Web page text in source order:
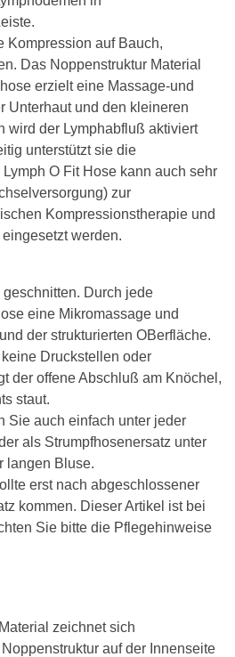
Kompression auf Bauch,
Das Noppenstruktur Material
erzielt eine Massage-und
Unterhaut und den kleineren
wird der Lymphabfluß aktiviert
unterstützt sie die
O Fit Hose kann auch sehr
zur
Kompressionstherapie und
werden.
Durch jede
eine Mikromassage und
der strukturierten OBerfläche.
Druckstellen oder
der offene Abschluß am Knöchel,
staut.
Sie auch einfach unter jeder
als Strumpfhosenersatz unter
langen Bluse.
erst nach abgeschlossener
kommen. Dieser Artikel ist bei
Sie bitte die Pflegehinweise
zeichnet sich
auf der Innenseite